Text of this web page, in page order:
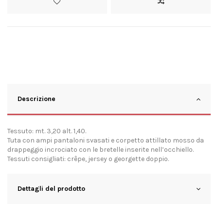
Descrizione
Tessuto: mt. 3,20 alt. 1,40.
Tuta con ampi pantaloni svasati e corpetto attillato mosso da
drappeggio incrociato con le bretelle inserite nell’occhiello.
Tessuti consigliati: crêpe, jersey o georgette doppio.
Dettagli del prodotto